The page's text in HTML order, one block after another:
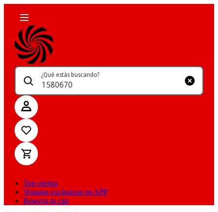
¿Qué estás buscando?
Top ofertas
Ventajas exclusivas en APP
Reserva tu cita